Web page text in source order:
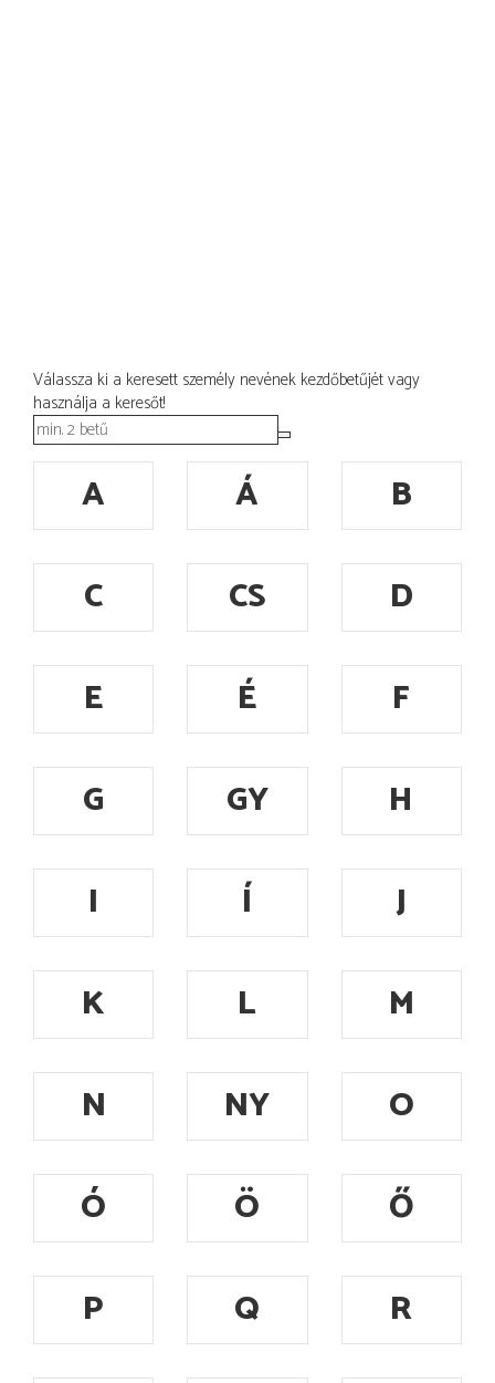
Válassza ki a keresett személy nevének kezdőbetűjét vagy
használja a keresőt!
A Á
B
C
CS
D
E
É
F
G
GY
H
I
Í
J
K
L
M
N
NY
O
Ó
Ö
Ő
P
Q
R